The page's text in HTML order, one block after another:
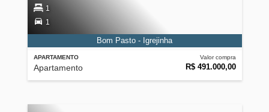
APARTAMENTO
Apartamento
Valor compra
R$ 491.000,00
1
1
Bom Pasto - Igrejinha